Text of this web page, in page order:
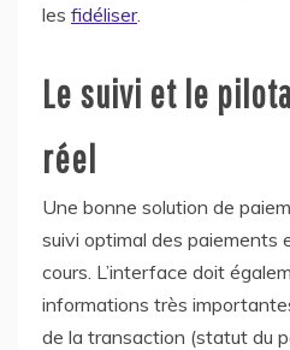
les fidéliser.
Le suivi et le
réel
Une bonne solution de
suivi optimal des paiements
cours. L’interface doit
informations très
de la transaction (statut du